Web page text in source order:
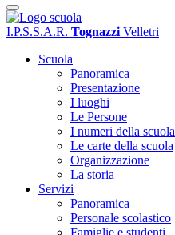
I.P.S.S.A.R. Tognazzi Velletri
Scuola
Panoramica
Presentazione
I luoghi
Le Persone
I numeri della scuola
Le carte della scuola
Organizzazione
La storia
Servizi
Panoramica
Personale scolastico
Famiglie e studenti